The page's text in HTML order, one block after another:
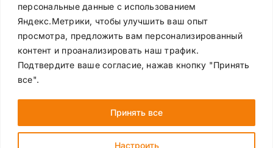
персональные данные с использованием
Яндекс.Метрики, чтобы улучшить ваш опыт
просмотра, предложить вам персонализированный
контент и проанализировать наш трафик.
Подтвердите ваше согласие, нажав кнопку "Принять
все".
Настроить
Принять все
ecopack_russia@ecopack.com
Политика конфиденциальности
© ООО “Экопак”, 2024 – 2026 | 142517, Московская область,